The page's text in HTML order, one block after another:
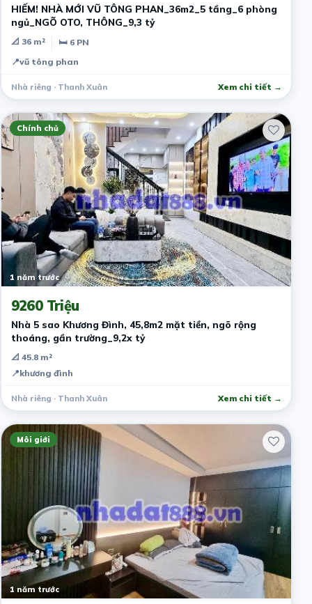
HIẾM! NHÀ MỚI VŨ TÔNG PHAN_36m2_5 tầng_6 phòng
ngủ_NGÕ OTO, THÔNG_9,3 tỷ
📐 36 m²
🛏 6 PN
📍vũ tông phan
Nhà riêng · Thanh Xuân Xem chi tiết →
Chính chủ
1 năm trước
9260 Triệu
Nhà 5 sao Khương Đình, 45,8m2 mặt tiền, ngõ rộng
thoáng, gần trường_9,2x tỷ
📐 45.8 m²
📍khương đình
Nhà riêng · Thanh Xuân Xem chi tiết →
Môi giới
1 năm trước